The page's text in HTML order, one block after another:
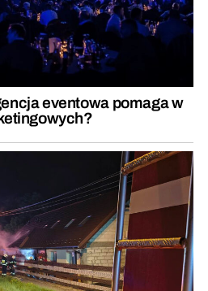
eventowa pomaga w